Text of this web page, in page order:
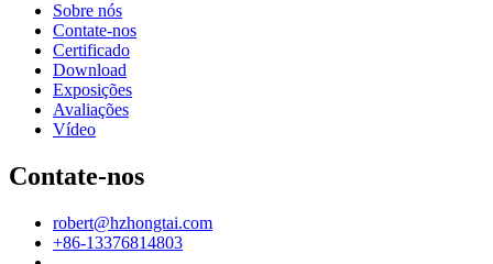
Sobre nós
Contate-nos
Certificado
Download
Exposições
Avaliações
Vídeo
Contate-nos
robert@hzhongtai.com
+86-13376814803